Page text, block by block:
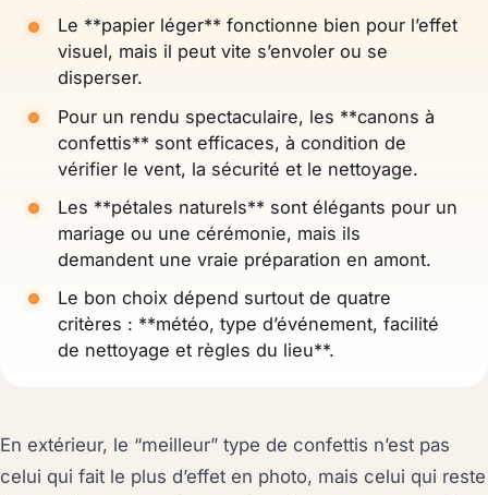
Le **papier léger** fonctionne bien pour l’effet
visuel, mais il peut vite s’envoler ou se
disperser.
Pour un rendu spectaculaire, les **canons à
confettis** sont efficaces, à condition de
vérifier le vent, la sécurité et le nettoyage.
Les **pétales naturels** sont élégants pour un
mariage ou une cérémonie, mais ils
demandent une vraie préparation en amont.
Le bon choix dépend surtout de quatre
critères : **météo, type d’événement, facilité
de nettoyage et règles du lieu**.
En extérieur, le “meilleur” type de confettis n’est pas
celui qui fait le plus d’effet en photo, mais celui qui reste